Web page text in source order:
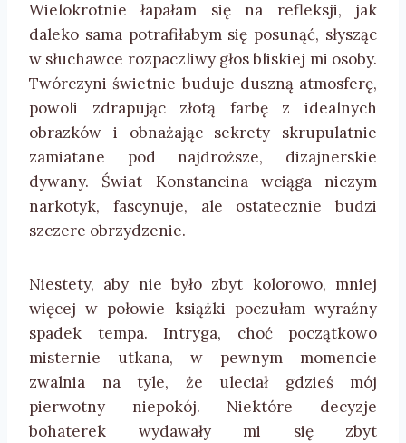
Wielokrotnie łapałam się na refleksji, jak
daleko sama potrafiłabym się posunąć, słysząc
w słuchawce rozpaczliwy głos bliskiej mi osoby.
Twórczyni świetnie buduje duszną atmosferę,
powoli zdrapując złotą farbę z idealnych
obrazków i obnażając sekrety skrupulatnie
zamiatane pod najdroższe, dizajnerskie
dywany. Świat Konstancina wciąga niczym
narkotyk, fascynuje, ale ostatecznie budzi
szczere obrzydzenie.
Niestety, aby nie było zbyt kolorowo, mniej
więcej w połowie książki poczułam wyraźny
spadek tempa. Intryga, choć początkowo
misternie utkana, w pewnym momencie
zwalnia na tyle, że uleciał gdzieś mój
pierwotny niepokój. Niektóre decyzje
bohaterek wydawały mi się zbyt